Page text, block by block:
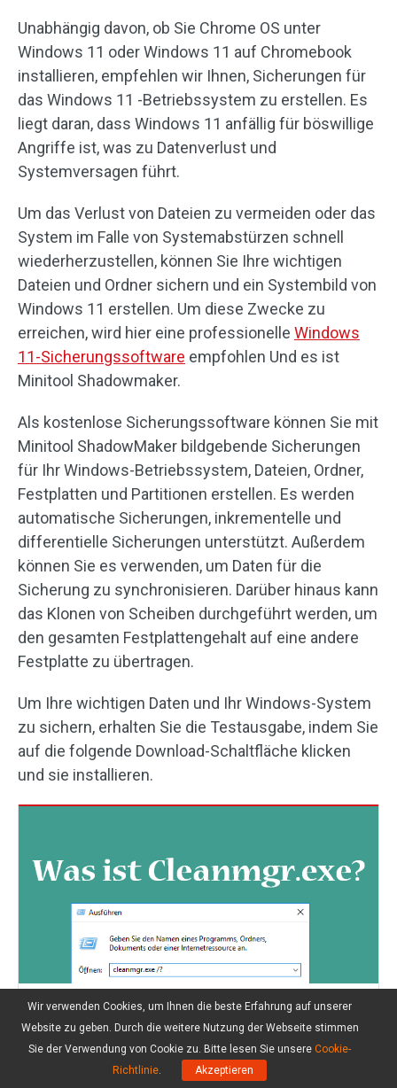
Unabhängig davon, ob Sie Chrome OS unter
Windows 11 oder Windows 11 auf Chromebook
installieren, empfehlen wir Ihnen, Sicherungen für
das Windows 11 -Betriebssystem zu erstellen. Es
liegt daran, dass Windows 11 anfällig für böswillige
Angriffe ist, was zu Datenverlust und
Systemversagen führt.
Um das Verlust von Dateien zu vermeiden oder das
System im Falle von Systemabstürzen schnell
wiederherzustellen, können Sie Ihre wichtigen
Dateien und Ordner sichern und ein Systembild von
Windows 11 erstellen. Um diese Zwecke zu
erreichen, wird hier eine professionelle Windows
11-Sicherungssoftware empfohlen Und es ist
Minitool Shadowmaker.
Als kostenlose Sicherungssoftware können Sie mit
Minitool ShadowMaker bildgebende Sicherungen
für Ihr Windows-Betriebssystem, Dateien, Ordner,
Festplatten und Partitionen erstellen. Es werden
automatische Sicherungen, inkrementelle und
differentielle Sicherungen unterstützt. Außerdem
können Sie es verwenden, um Daten für die
Sicherung zu synchronisieren. Darüber hinaus kann
das Klonen von Scheiben durchgeführt werden, um
den gesamten Festplattengehalt auf eine andere
Festplatte zu übertragen.
Um Ihre wichtigen Daten und Ihr Windows-System
zu sichern, erhalten Sie die Testausgabe, indem Sie
auf die folgende Download-Schaltfläche klicken
und sie installieren.
Was ist Cleanmgr.exe? Ist es sicher?
Wie kann man es benutzen?
Was ist Cleanmgr exe? Ist es ein Virus oder eine
Malware? Wie verwenden Sie ihn, um den
Wir verwenden Cookies, um Ihnen die beste Erfahrung auf unserer
Website zu geben. Durch die weitere Nutzung der Webseite stimmen
Sie der Verwendung von Cookie zu. Bitte lesen Sie unsere Cookie-
Richtlinie. Akzeptieren